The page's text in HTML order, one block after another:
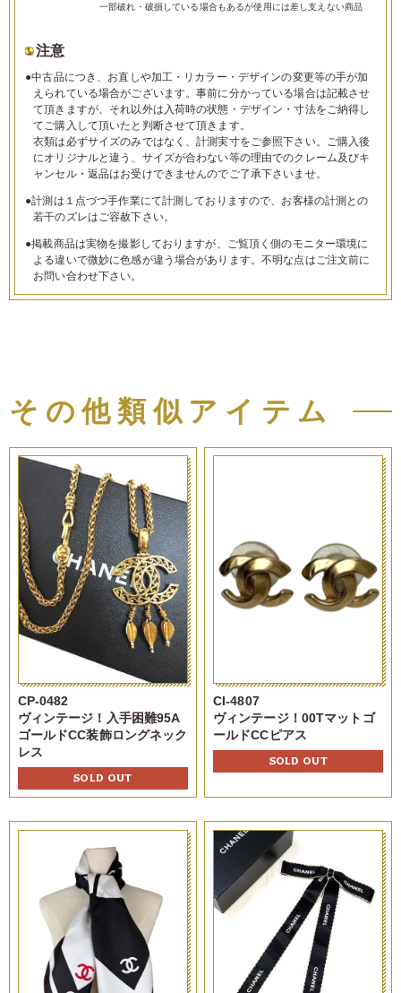
一部破れ・破損している場合もあるが使用には差し支えない商品
注意
●中古品につき、お直しや加工・リカラー・デザインの変更等の手が加
えられている場合がございます。事前に分かっている場合は記載させ
て頂きますが、それ以外は入荷時の状態・デザイン・寸法をご納得し
てご購入して頂いたと判断させて頂きます。
衣類は必ずサイズのみではなく、計測実寸をご参照下さい。ご購入後
にオリジナルと違う、サイズが合わない等の理由でのクレーム及びキ
ャンセル・返品はお受けできませんのでご了承下さいませ。
●計測は１点づつ手作業にて計測しておりますので、お客様の計測との
若干のズレはご容赦下さい。
●掲載商品は実物を撮影しておりますが、ご覧頂く側のモニター環境に
よる違いで微妙に色感が違う場合があります。不明な点はご注文前に
お問い合わせ下さい。
その他類似アイテム
CP-0482
ヴィンテージ！入手困難95A
ゴールドCC装飾ロングネック
レス
SOLD OUT
CI-4807
ヴィンテージ！00Tマットゴ
ールドCCピアス
SOLD OUT